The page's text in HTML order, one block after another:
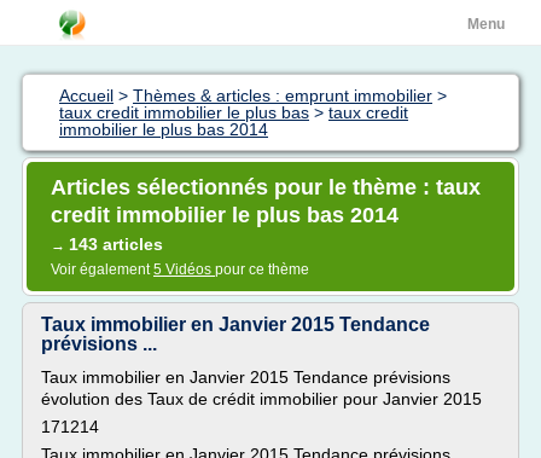
Menu
Accueil > Thèmes & articles : emprunt immobilier >
taux credit immobilier le plus bas > taux credit
immobilier le plus bas 2014
Articles sélectionnés pour le thème : taux
credit immobilier le plus bas 2014
→ 143 articles
Voir également5 Vidéos pour ce thème
Taux immobilier en Janvier 2015 Tendance
prévisions ...
Taux immobilier en Janvier 2015 Tendance prévisions
évolution des Taux de crédit immobilier pour Janvier 2015
171214